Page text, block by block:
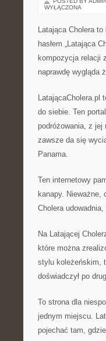
WYŁĄCZONA
Latająca Cholera
hasłem „Latająca
kompozycja relacji
naprawdę wygląda
LatającaCholera.pl
do siebie. Ten
podróżowania, z
zawsze da się
Panama.
Ten internetowy
kanapy.
Cholera
Na Latającej
które można
stylu koleżeńskim,
doświadczył po
To strona dla
jednym miejscu.
pojechać tam,